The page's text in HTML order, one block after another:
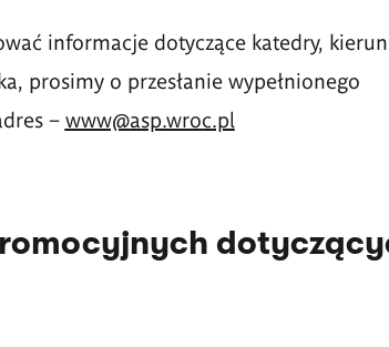
informacje dotyczące katedry,
prosimy o przesłanie wypełnionego
– www@asp.wroc.pl